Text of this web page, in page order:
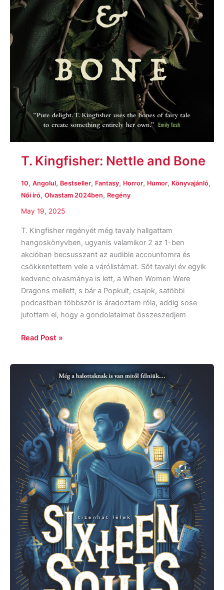
T. Kingfisher: Nettle and Bone
10, Angolul, Bestseller, Fantasy, Horror, Humor, Könyvajánló,
Női író, Olvastam 2024ben, Regény
May 19, 2025
T. Kingfisher regényét még tavaly hallgattam
hangoskönyvben, ugyanis valamikor 2 az 1-ben
akcióban becsusszant az audible accountomra és
csökkentettem vele a várólistámat. Sőt tavalyi év egyik
kedvenc olvasmánya is lett, a When Women Were
Dragons mellett, s bár a Popkult, csajok, satöbbi
podcastban többször is áradoztam róla, addig sose
jutottam el, hogy a gondolataimat összeszedjem
Read Post »
Talbot:
Tizenhat
lélek